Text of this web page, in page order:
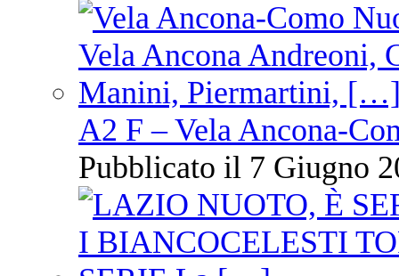
A2 F – Vela Ancona-
Pubblicato il 7 Giugno